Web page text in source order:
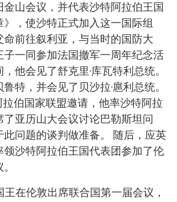
山会议，并代表沙特阿拉伯王国
》，使沙特正式加入这一国际组
前往叙利亚，与当时的国防大
子一同参加法国撤军一周年纪念活
他会见了舒克里·库瓦特利总统。
特，并会见了贝沙拉·扈利总统。
拉伯国家联盟邀请，他率沙特阿拉
亚历山大会议讨论巴勒斯坦问
此问题的谈判做准备。 随后，应英
领沙特阿拉伯王国代表团参加了伦
王在伦敦出席联合国第一届会议，